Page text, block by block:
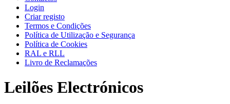
Login
Criar registo
Termos e Condições
Política de Utilização e Segurança
Política de Cookies
RAL e RLL
Livro de Reclamações
Leilões Electrónicos